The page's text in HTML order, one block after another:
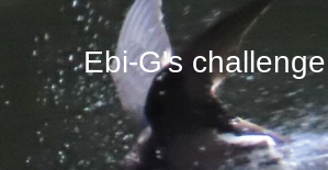
Ebi-G's